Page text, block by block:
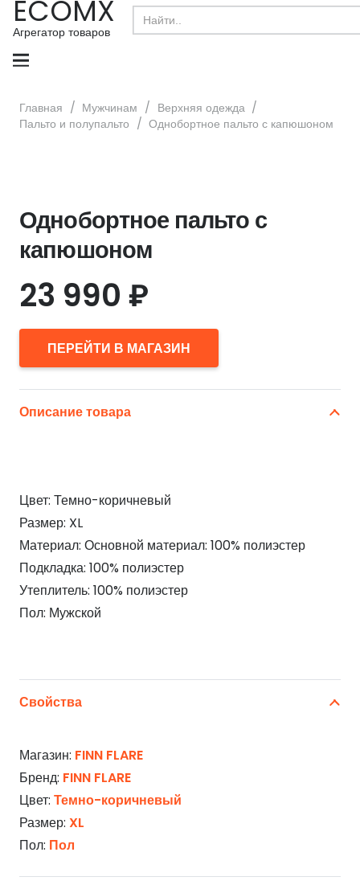
ECOMX
Агрегатор товаров
Search
for:
Главная / Мужчинам / Верхняя одежда /
Пальто и полупальто / Однобортное пальто с капюшоном
Однобортное пальто с
капюшоном
23 990 ₽
ПЕРЕЙТИ В МАГАЗИН
Описание товара
Цвет: Темно-коричневый
Размер: XL
Материал: Основной материал: 100% полиэстер
Подкладка: 100% полиэстер
Утеплитель: 100% полиэстер
Пол: Мужской
Свойства
Магазин: FINN FLARE
Бренд: FINN FLARE
Цвет: Темно-коричневый
Размер: XL
Пол: Пол